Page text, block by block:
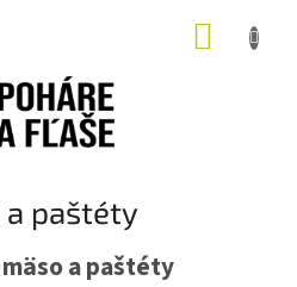
a paštéty
a paštéty